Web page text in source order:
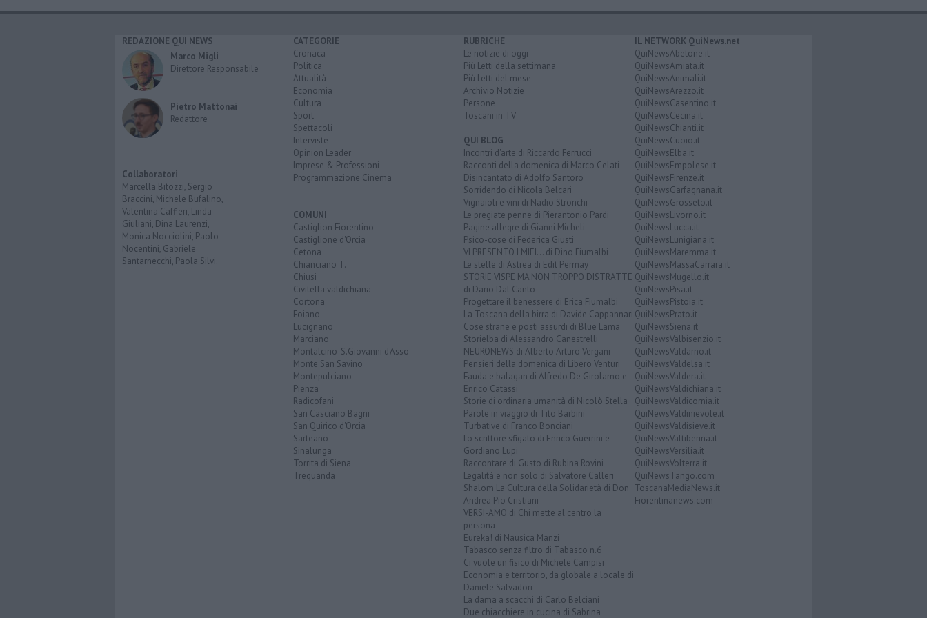
REDAZIONE QUI NEWS
Marco Migli
Direttore Responsabile
Pietro Mattonai
Redattore
Collaboratori
Marcella Bitozzi, Sergio
Braccini, Michele Bufalino,
Valentina Caffieri, Linda
Giuliani, Dina Laurenzi,
Monica Nocciolini, Paolo
Nocentini, Gabriele
Santarnecchi, Paola Silvi.
CATEGORIE
Cronaca
Politica
Attualità
Economia
Cultura
Sport
Spettacoli
Interviste
Opinion Leader
Imprese & Professioni
Programmazione Cinema
COMUNI
Castiglion Fiorentino
Castiglione d'Orcia
Cetona
Chianciano T.
Chiusi
Civitella valdichiana
Cortona
Foiano
Lucignano
Marciano
Montalcino-S.Giovanni d'Asso
Monte San Savino
Montepulciano
Pienza
Radicofani
San Casciano Bagni
San Quirico d'Orcia
Sarteano
Sinalunga
Torrita di Siena
Trequanda
RUBRICHE
Le notizie di oggi
Più Letti della settimana
Più Letti del mese
Archivio Notizie
Persone
Toscani in TV
QUI BLOG
Incontri d'arte di Riccardo Ferrucci
Racconti della domenica di Marco Celati
Disincantato di Adolfo Santoro
Sorridendo di Nicola Belcari
Vignaioli e vini di Nadio Stronchi
Le pregiate penne di Pierantonio Pardi
Pagine allegre di Gianni Micheli
Psico-cose di Federica Giusti
VI PRESENTO I MIEI... di Dino Fiumalbi
Le stelle di Astrea di Edit Permay
STORIE VISPE MA NON TROPPO DISTRATTE
di Dario Dal Canto
Progettare il benessere di Erica Fiumalbi
La Toscana della birra di Davide Cappannari
Cose strane e posti assurdi di Blue Lama
Storielba di Alessandro Canestrelli
NEURONEWS di Alberto Arturo Vergani
Pensieri della domenica di Libero Venturi
Fauda e balagan di Alfredo De Girolamo e
Enrico Catassi
Storie di ordinaria umanità di Nicolò Stella
Parole in viaggio di Tito Barbini
Turbative di Franco Bonciani
Lo scrittore sfigato di Enrico Guerrini e
Gordiano Lupi
Raccontare di Gusto di Rubina Rovini
Legalità e non solo di Salvatore Calleri
Shalom La Cultura della Solidarietà di Don
Andrea Pio Cristiani
VERSI-AMO di Chi mette al centro la
persona
Eureka! di Nausica Manzi
Tabasco senza filtro di Tabasco n.6
Ci vuole un fisico di Michele Campisi
Economia e territorio, da globale a locale di
Daniele Salvadori
La dama a scacchi di Carlo Belciani
Due chiacchiere in cucina di Sabrina
IL NETWORK QuiNews.net
QuiNewsAbetone.it
QuiNewsAmiata.it
QuiNewsAnimali.it
QuiNewsArezzo.it
QuiNewsCasentino.it
QuiNewsCecina.it
QuiNewsChianti.it
QuiNewsCuoio.it
QuiNewsElba.it
QuiNewsEmpolese.it
QuiNewsFirenze.it
QuiNewsGarfagnana.it
QuiNewsGrosseto.it
QuiNewsLivorno.it
QuiNewsLucca.it
QuiNewsLunigiana.it
QuiNewsMaremma.it
QuiNewsMassaCarrara.it
QuiNewsMugello.it
QuiNewsPisa.it
QuiNewsPistoia.it
QuiNewsPrato.it
QuiNewsSiena.it
QuiNewsValbisenzio.it
QuiNewsValdarno.it
QuiNewsValdelsa.it
QuiNewsValdera.it
QuiNewsValdichiana.it
QuiNewsValdicornia.it
QuiNewsValdinievole.it
QuiNewsValdisieve.it
QuiNewsValtiberina.it
QuiNewsVersilia.it
QuiNewsVolterra.it
QuiNewsTango.com
ToscanaMediaNews.it
Fiorentinanews.com